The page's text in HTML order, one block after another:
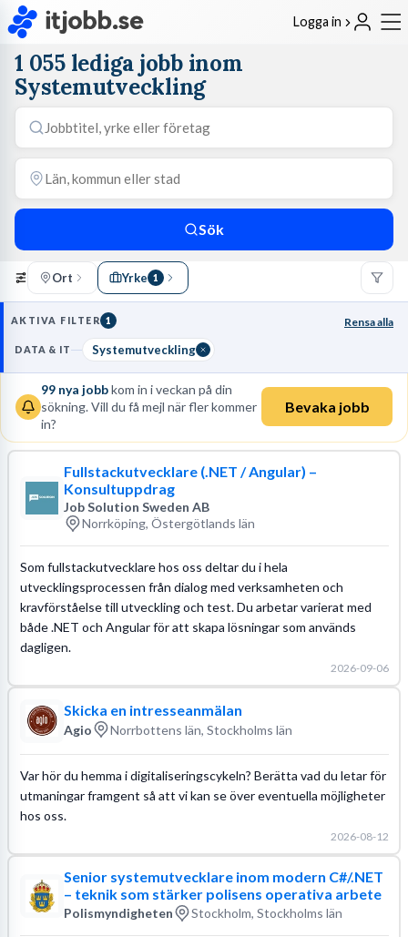
Logga in
1 055 lediga jobb inom
Systemutveckling
Sök
Ort Yrke 1
AKTIVA FILTER 1 Rensa alla
DATA & IT Systemutveckling
99 nya jobbkom in i veckan på din
sökning. Vill du få mejl när fler kommer
in?
Bevaka jobb
Fullstackutvecklare (.NET / Angular) –
Konsultuppdrag
Job Solution Sweden AB
Norrköping, Östergötlands län
Som fullstackutvecklare hos oss deltar du i hela
utvecklingsprocessen från dialog med verksamheten och
kravförståelse till utveckling och test. Du arbetar varierat med
både .NET och Angular för att skapa lösningar som används
dagligen.
2026-09-06
Skicka en intresseanmälan
Agio Norrbottens län, Stockholms län
Var hör du hemma i digitaliseringscykeln? Berätta vad du letar för
utmaningar framgent så att vi kan se över eventuella möjligheter
hos oss.
2026-08-12
Senior systemutvecklare inom modern C#/.NET
– teknik som stärker polisens operativa arbete
Polismyndigheten Stockholm, Stockholms län